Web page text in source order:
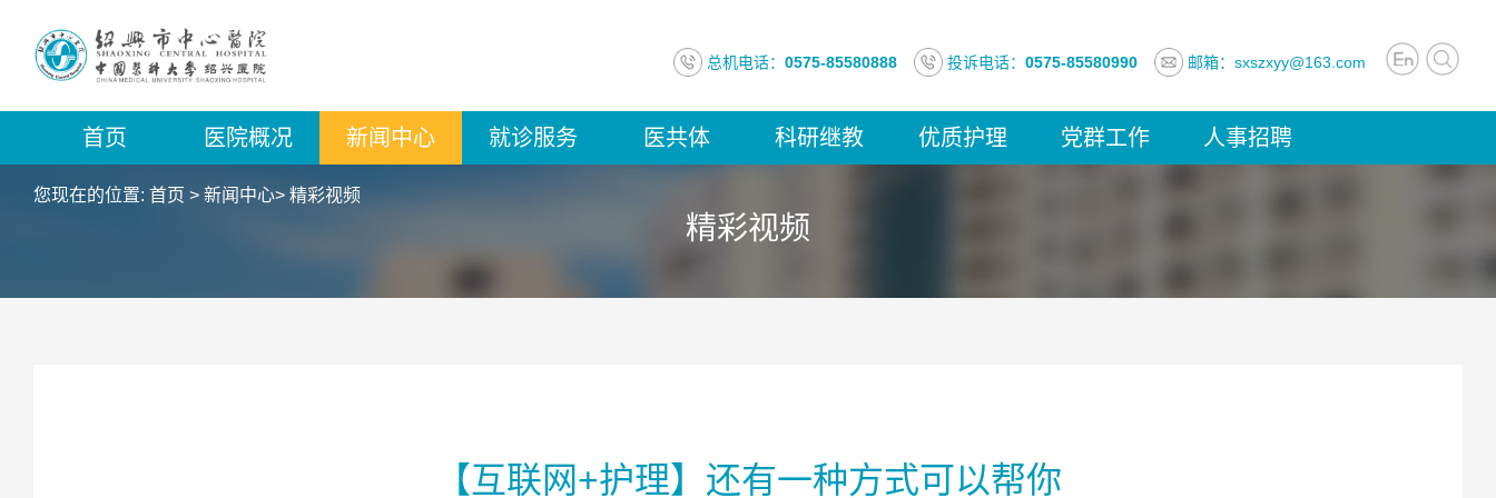
总机电话： 0575-85580888 投诉电话： 0575-85580990 邮箱：sxszxyy@163.com
首页 医院概况 新闻中心 就诊服务 医共体 科研继教 优质护理 党群工作 人事招聘
您现在的位置: 首页 > 新闻中心> 精彩视频
精彩视频
【互联网+护理】还有一种方式可以帮你